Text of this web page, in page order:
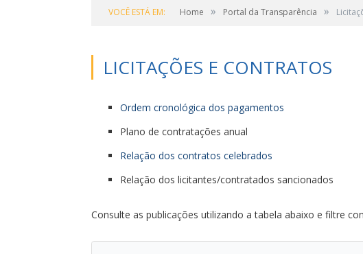
VOCÊ ESTÁ EM: Home » Portal da Transparência »
LICITAÇÕES E CONTRATOS
Ordem cronológica dos pagamentos
Plano de contratações anual
Relação dos contratos celebrados
Relação dos licitantes/contratados sancionados
Consulte as publicações utilizando a tabela abaixo e filtre